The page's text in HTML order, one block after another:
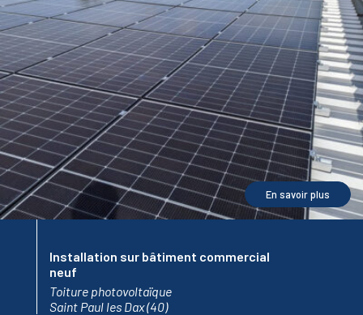
En savoir plus
Installation sur bâtiment commercial
neuf
Toiture photovoltaïque
Saint Paul les Dax (40)